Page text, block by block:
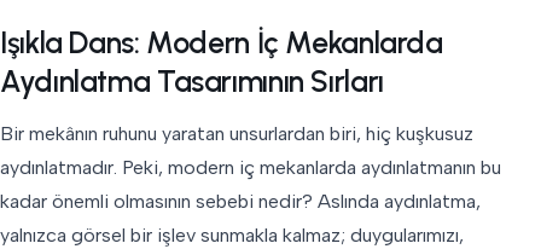
Işıkla Dans: Modern İç Mekanlarda
Aydınlatma Tasarımının Sırları
Bir mekânın ruhunu yaratan unsurlardan biri, hiç kuşkusuz
aydınlatmadır. Peki, modern iç mekanlarda aydınlatmanın bu
kadar önemli olmasının sebebi nedir? Aslında aydınlatma,
yalnızca görsel bir işlev sunmakla kalmaz; duygularımızı,